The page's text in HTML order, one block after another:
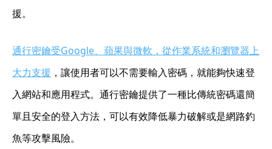
援。
通行密鑰受Google、蘋果與微軟，從作業系統和瀏覽器上
大力支援 ，讓使用者可以不需要輸入密碼，就能夠快速登
入網站和應用程式。通行密鑰提供了一種比傳統密碼還簡
單且安全的登入方法，可以有效降低暴力破解或是網路釣
魚等攻擊風險。